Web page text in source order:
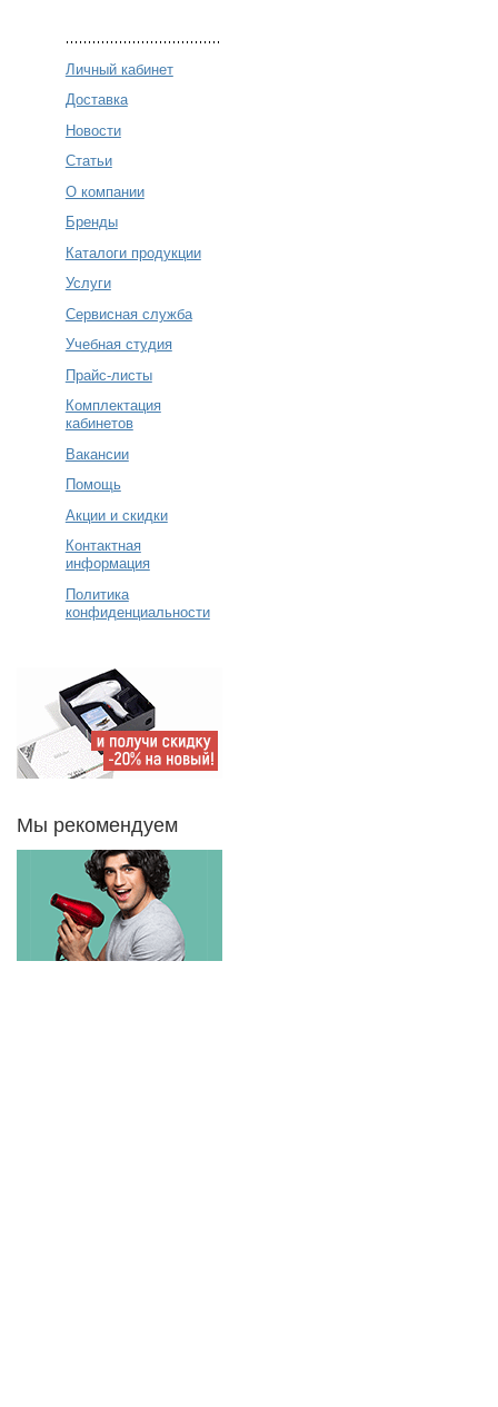
Личный кабинет
Доставка
Новости
Статьи
О компании
Бренды
Каталоги продукции
Услуги
Сервисная служба
Учебная студия
Прайс-листы
Комплектация
кабинетов
Вакансии
Помощь
Акции и скидки
Контактная
информация
Политика
конфиденциальности
Мы рекомендуем